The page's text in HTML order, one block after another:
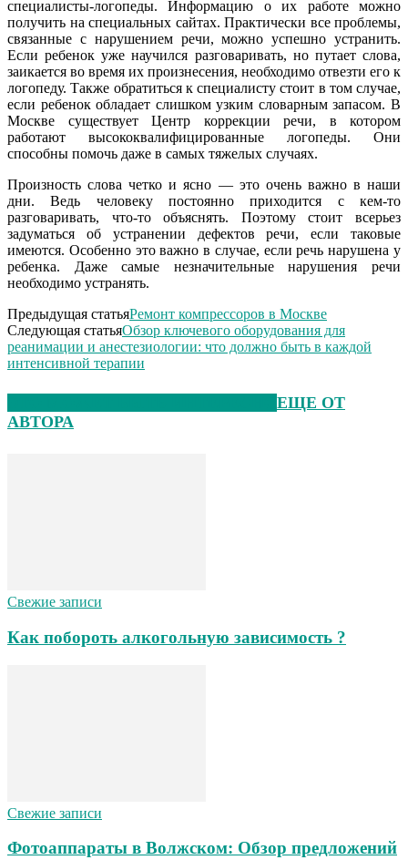
специалисты-логопеды. Информацию о их работе можно
получить на специальных сайтах. Практически все проблемы,
связанные с нарушением речи, можно успешно устранить.
Если ребенок уже научился разговаривать, но путает слова,
заикается во время их произнесения, необходимо отвезти его к
логопеду. Также обратиться к специалисту стоит в том случае,
если ребенок обладает слишком узким словарным запасом. В
Москве существует Центр коррекции речи, в котором
работают высококвалифицированные логопеды. Они
способны помочь даже в самых тяжелых случаях.
Произность слова четко и ясно — это очень важно в наши
дни. Ведь человеку постоянно приходится с кем-то
разговаривать, что-то объяснять. Поэтому стоит всерьез
задуматься об устранении дефектов речи, если таковые
имеются. Особенно это важно в случае, если речь нарушена у
ребенка. Даже самые незначительные нарушения речи
необходимо устранять.
Предыдущая статьяРемонт компрессоров в Москве
Следующая статьяОбзор ключевого оборудования для
реанимации и анестезиологии: что должно быть в каждой
интенсивной терапии
ЕЩЕ ОТ
АВТОРА
Свежие записи
Как побороть алкогольную зависимость ?
Свежие записи
Фотоаппараты в Волжском: Обзор предложений